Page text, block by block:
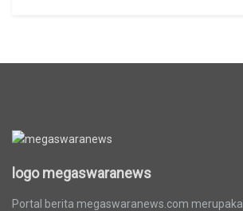
logo megaswaranews
Portal berita megaswaranews.com